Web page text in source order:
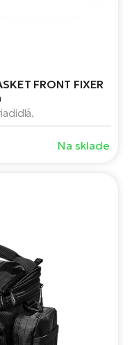
FRONT FIXER
Na sklade